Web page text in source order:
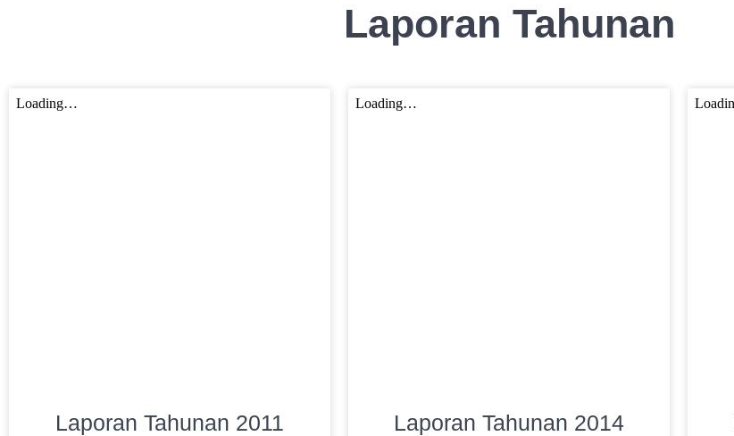
Laporan Tahunan
Laporan Tahunan 2011 Laporan Tahunan 2014